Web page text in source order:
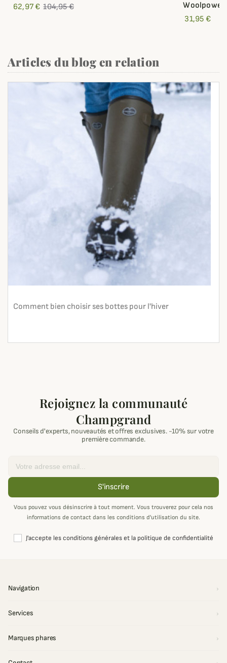
62,97 € 104,95 €
Woolpower
31,95 €
Articles du blog en relation
Comment bien choisir ses bottes pour l'hiver
Rejoignez la communauté
Champgrand
Conseils d'experts, nouveautés et offres exclusives. -10% sur votre
première commande.
S'inscrire
Vous pouvez vous désinscrire à tout moment. Vous trouverez pour cela nos
informations de contact dans les conditions d'utilisation du site.
J'accepte les conditions générales et la politique de confidentialité
Navigation
Services
Marques phares